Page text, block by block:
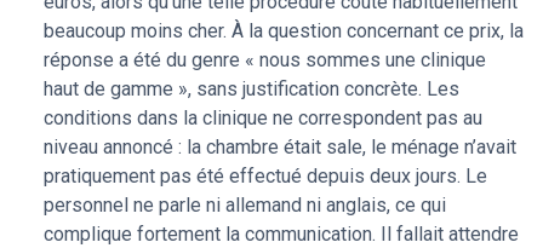
pas au niveau annoncé : la chambre était sale, le ménage
n’avait pratiquement pas été effectué depuis deux jours. Le
personnel ne parle ni allemand ni anglais, ce qui complique
fortement la communication. Il fallait attendre jusqu’à 30
minutes pour l’anesthésie. Les documents que j’avais
signés ne m’ont été remis qu’au bout d’un mois et demi et
après de nombreux rappels. Je tiens à souligner tout
particulièrement le travail de la coordinatrice (Elif) : les
beaucoup moins cher. À la question concernant ce prix, la
réponse a été du genre « nous sommes une clinique
haut de gamme », sans justification concrète. Les
conditions dans la clinique ne correspondent pas au
niveau annoncé : la chambre était sale, le ménage n’avait
pratiquement pas été effectué depuis deux jours. Le
personnel ne parle ni allemand ni anglais, ce qui
complique fortement la communication. Il fallait attendre